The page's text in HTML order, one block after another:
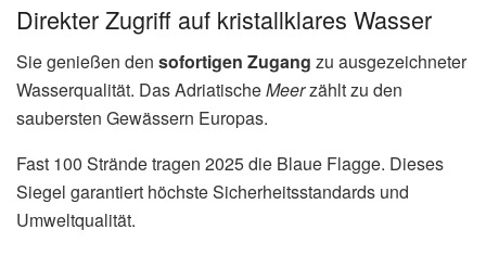
Direkter Zugriff auf kristallklares Wasser
Sie genießen den sofortigen Zugang zu ausgezeichneter
Wasserqualität. Das AdriatischeMeerzählt zu den
saubersten Gewässern Europas.
Fast 100 Strände tragen 2025 die Blaue Flagge. Dieses
Siegel garantiert höchste Sicherheitsstandards und
Umweltqualität.